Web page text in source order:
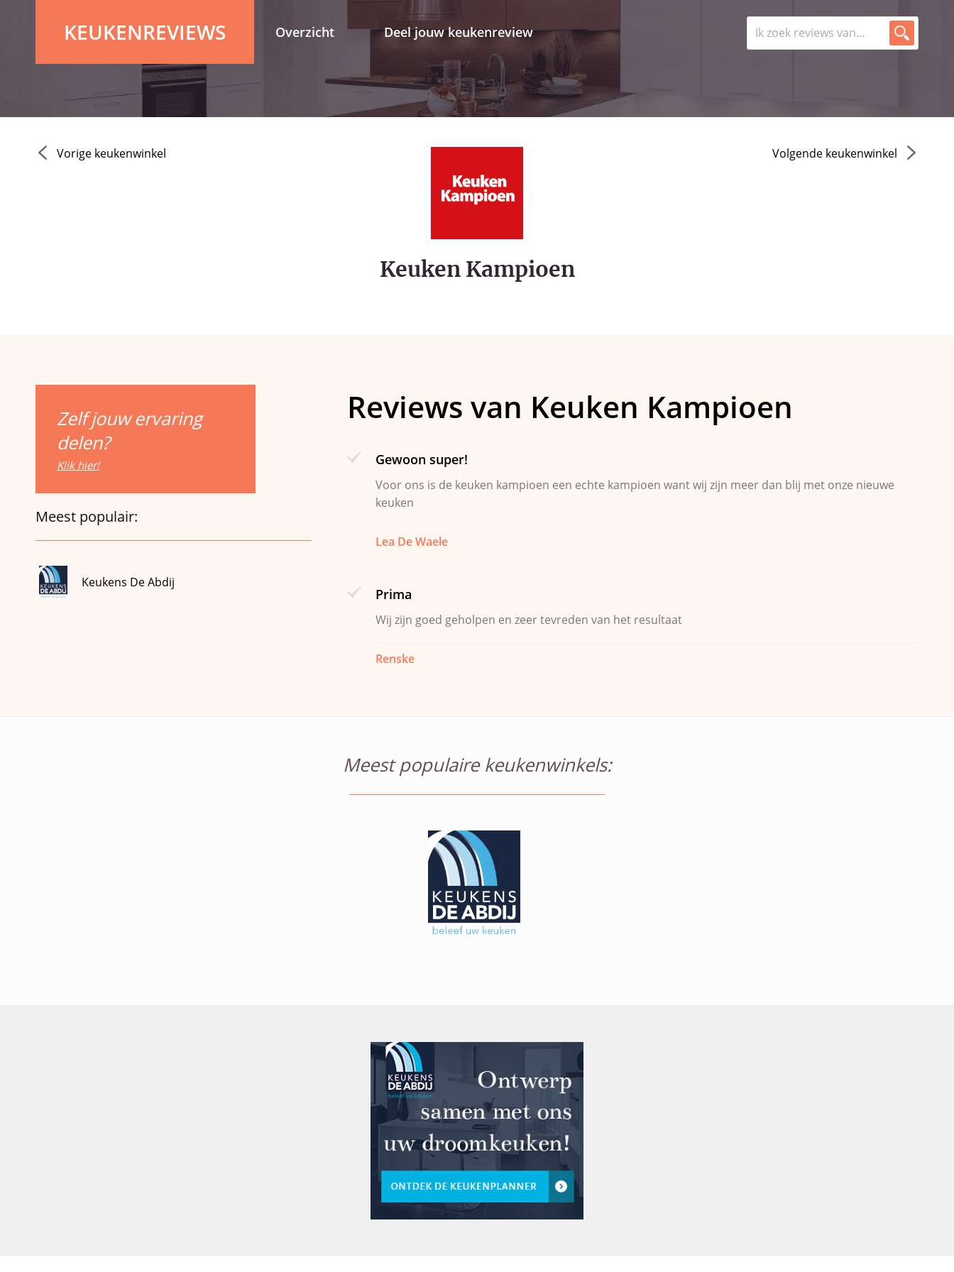
KEUKENREVIEWS Overzicht Deel jouw keukenreview
Vorige keukenwinkel Volgende keukenwinkel
Keuken Kampioen
Zelf jouw ervaring
delen?
Klik hier!
Meest populair:
Keukens De Abdij
Reviews van Keuken Kampioen
Gewoon super!
Voor ons is de keuken kampioen een echte kampioen want wij zijn meer dan blij met onze nieuwe
keuken
Lea De Waele
Prima
Wij zijn goed geholpen en zeer tevreden van het resultaat
Renske
Meest populaire keukenwinkels: